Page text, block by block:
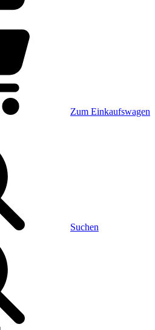
Zum Einkaufswagen
Suchen